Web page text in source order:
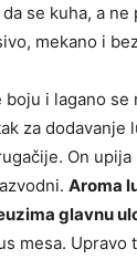
se kuha, a ne
mekano i
boju i lagano se
za dodavanje
On
Aroma
glavnu
mesa. Upravo